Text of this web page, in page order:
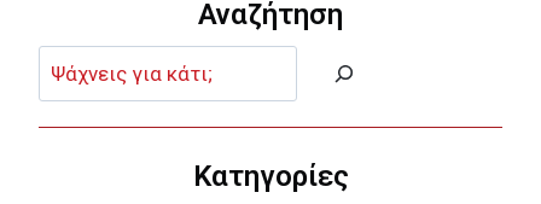
Αναζήτηση
Αναζήτηση:
Κατηγορίες